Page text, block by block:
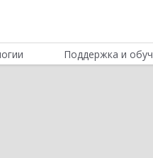
Поддержка и